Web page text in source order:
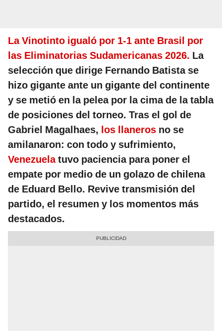
La Vinotinto igualó por 1-1 ante Brasil por
las Eliminatorias Sudamericanas 2026. La
selección que dirige Fernando Batista se
hizo gigante ante un gigante del continente
y se metió en la pelea por la cima de la tabla
de posiciones del torneo. Tras el gol de
Gabriel Magalhaes, los llaneros no se
amilanaron: con todo y sufrimiento,
Venezuelatuvo paciencia para poner el
empate por medio de un golazo de chilena
de Eduard Bello. Revive transmisión del
partido, el resumen y los momentos más
destacados.